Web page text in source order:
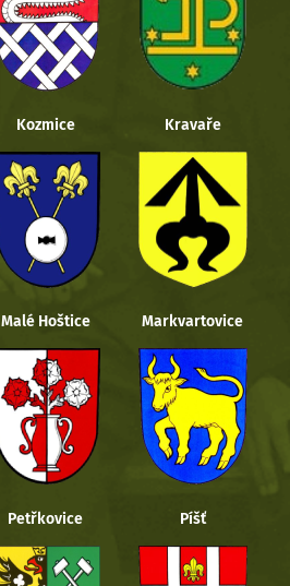
Kozmice Kravaře
Malé Hoštice Markvartovice
Petřkovice Píšť